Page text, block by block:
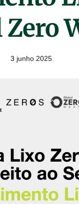
3 junho 2025